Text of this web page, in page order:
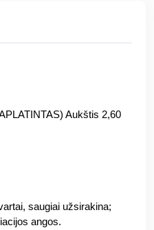
Aukštis 2,60
saugiai užsirakina;
angos.